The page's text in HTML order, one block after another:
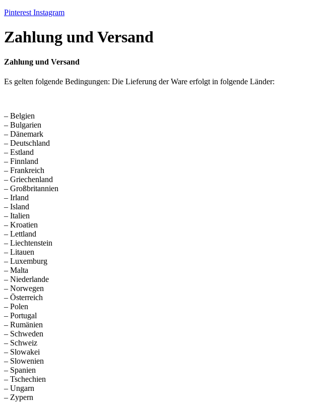
Pinterest Instagram
Zahlung und Versand
Zahlung und Versand
Es gelten folgende Bedingungen: Die Lieferung der Ware erfolgt in folgende Länder:
– Belgien
– Bulgarien
– Dänemark
– Deutschland
– Estland
– Finnland
– Frankreich
– Griechenland
– Großbritannien
– Irland
– Island
– Italien
– Kroatien
– Lettland
– Liechtenstein
– Litauen
– Luxemburg
– Malta
– Niederlande
– Norwegen
– Österreich
– Polen
– Portugal
– Rumänien
– Schweden
– Schweiz
– Slowakei
– Slowenien
– Spanien
– Tschechien
– Ungarn
– Zypern